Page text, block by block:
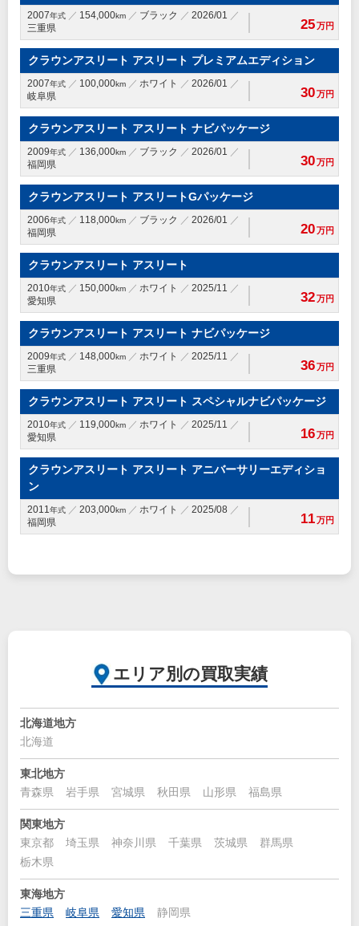
2007年式 154,000km ブラック
2026/01
三重県
25万円
クラウンアスリート アスリート プレミアムエディション
2007年式 100,000km ホワイト
2026/01
岐阜県
30万円
クラウンアスリート アスリート ナビパッケージ
2009年式 136,000km ブラック
2026/01
福岡県
30万円
クラウンアスリート アスリートGパッケージ
2006年式 118,000km ブラック
2026/01
福岡県
20万円
クラウンアスリート アスリート
2010年式 150,000km ホワイト
2025/11
愛知県
32万円
クラウンアスリート アスリート ナビパッケージ
2009年式 148,000km ホワイト
2025/11
三重県
36万円
クラウンアスリート アスリート スペシャルナビパッケージ
2010年式 119,000km ホワイト
2025/11
愛知県
16万円
クラウンアスリート アスリート アニバーサリーエディショ
ン
2011年式 203,000km ホワイト
2025/08
福岡県
11万円
エリア別の買取実績
北海道地方
北海道
東北地方
青森県
岩手県 宮城県 秋田県 山形県 福島県
関東地方
東京都
埼玉県 神奈川県 千葉県 茨城県
群馬県
栃木県
東海地方
三重県
岐阜県 愛知県 静岡県